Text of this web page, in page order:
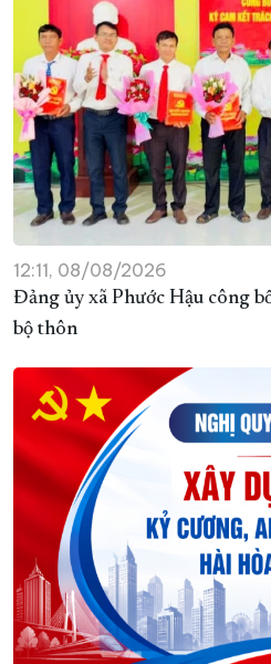
12:11, 08/08/2026
Đảng ủy xã Phước Hậu công
bộ thôn